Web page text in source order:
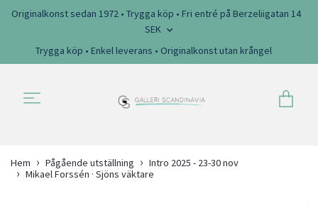
Originalkonst sedan 1972 • Trygga köp • Fri entré på Berzeliigatan 14
SEK
Trygga köp • Enkel leverans • Originalkonst utan krångel
Hem Pågående utställning
Intro 2025 - 23-30 nov
Mikael Forssén · Sjöns väktare